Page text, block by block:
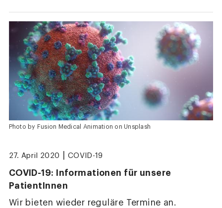
Photo by Fusion Medical Animation on Unsplash
27. April 2020 COVID-19
COVID-19: Informationen für unsere
PatientInnen
Wir bieten wieder reguläre Termine an.